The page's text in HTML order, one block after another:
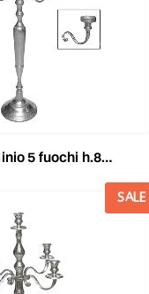
cm -mira- argento satinato
SALE